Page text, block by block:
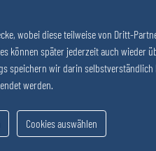
wobei diese teilweise von Dritt-
können später jederzeit auch
wir darin
werden.
Cookies auswählen